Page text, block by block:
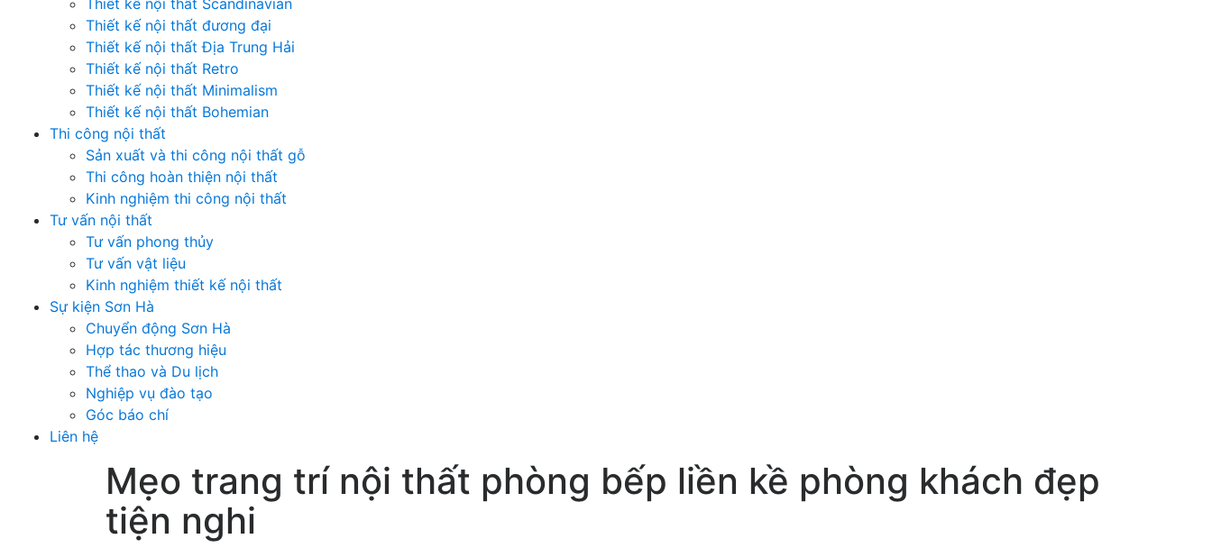
Thiết kế nội thất đương đại
Thiết kế nội thất Địa Trung Hải
Thiết kế nội thất Retro
Thiết kế nội thất Minimalism
Thiết kế nội thất Bohemian
Thi công nội thất
Sản xuất và thi công nội thất gỗ
Thi công hoàn thiện nội thất
Kinh nghiệm thi công nội thất
Tư vấn nội thất
Tư vấn phong thủy
Tư vấn vật liệu
Kinh nghiệm thiết kế nội thất
Sự kiện Sơn Hà
Chuyển động Sơn Hà
Hợp tác thương hiệu
Thể thao và Du lịch
Nghiệp vụ đào tạo
Góc báo chí
Liên hệ
Mẹo trang trí nội thất phòng bếp liền kề phòng khách đẹp
tiện nghi